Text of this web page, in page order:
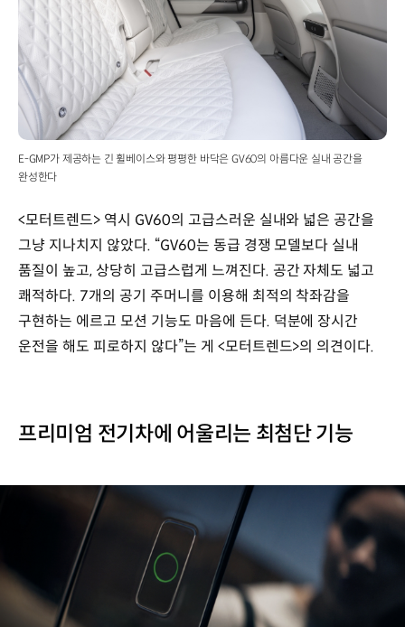
E-GMP가 제공하는 긴 휠베이스와 평평한 바닥은 GV60의 아름다운 실내 공간을
완성한다
<모터트렌드> 역시 GV60의 고급스러운 실내와 넓은 공간을
그냥 지나치지 않았다. “GV60는 동급 경쟁 모델보다 실내
품질이 높고, 상당히 고급스럽게 느껴진다. 공간 자체도 넓고
쾌적하다. 7개의 공기 주머니를 이용해 최적의 착좌감을
구현하는 에르고 모션 기능도 마음에 든다. 덕분에 장시간
운전을 해도 피로하지 않다”는 게 <모터트렌드>의 의견이다.
프리미엄 전기차에 어울리는 최첨단 기능